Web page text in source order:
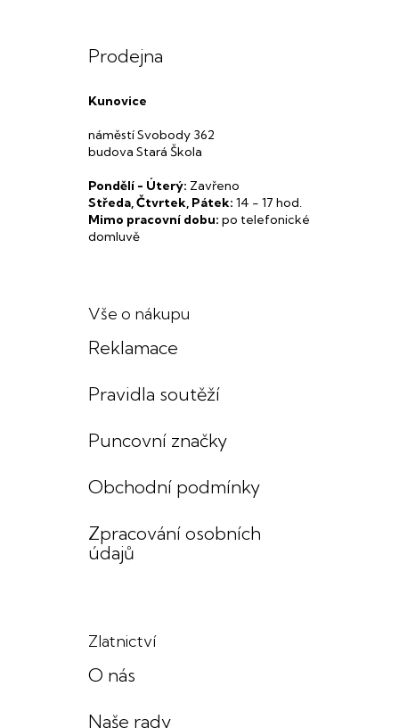
Prodejna
Kunovice
náměstí Svobody 362
budova Stará Škola
Pondělí - Úterý: Zavřeno
Středa, Čtvrtek, Pátek: 14 - 17 hod.
Mimo pracovní dobu: po telefonické
domluvě
Vše o nákupu
Reklamace
Pravidla soutěží
Puncovní značky
Obchodní podmínky
Zpracování osobních
údajů
Zlatnictví
O nás
Naše rady